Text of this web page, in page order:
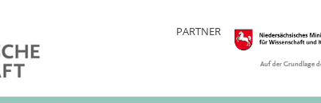
PARTNER
Auf der Grundlage